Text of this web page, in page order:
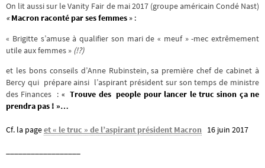
On lit aussi sur le Vanity Fair de mai 2017 (groupe américain Condé Nast)
«Macron raconté par ses femmes » :
« Brigitte s’amuse à qualifier son mari de « meuf » -mec extrêmement
utile aux femmes » (!?)
et les bons conseils d’Anne Rubinstein, sa première chef de cabinet à
Bercy qui prépare ainsi l’aspirant président sur son temps de ministre
des Finances : « Trouve des people pour lancer le truc sinon ça ne
prendra pas ! »…
Cf. la pageet « le truc » de l’aspirant président Macron 16 juin 2017